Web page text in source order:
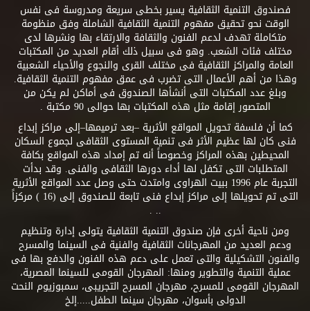
فصندوق التنمية الثقافية يسير بخطى سريعة ومدروسة فى نفس
الوقت نحو تحقيق مفهوم التنمية الثقافية الشاملة وفق منظومة
متكاملة تهدف لدعم الفنون والثقافة والارتقاء بها ونشرها لدى
مختلف فئات الشعب. وهو فى سبيل ذلك أقام العديد من المكتبات
العامة والمراكز الثقافية فى مختلف القرى والنجوع والأحياء الشعبية
وهذا من أهم الأعمال التى تضرب فى عمق مفهوم التنمية الثقافية.
وبلغ عدد المكتبات التى أنشأها الصندوق فى أماكن لم يكن من
المتصور إقامة مثل هذه المكتبات بها حوالى 90 مكتبة .
كما أن فلسفة تحويل المواقع الأثرية –بعد ترميمها–إلى مراكز إبداع
فنى كان لها عظيم الأثر فى تنمية المستوى الثقافى لجموع السكان
المحيطين بهذه المراكز وخصوصاً أنه تم إمداد هذه المواقع بكافة
المتطلبات التى تكفل لها أداء دورها الثقافى والفنى. وقد بدأت
التجربة عام 1996 ببيت الهراوى وامتدت حتى وصل عدد المواقع الأثرية
التى تم تحويلها إلى مراكز إبداع فنى تابعة للصندوق إلى (16 ) مركزاً
.. .
ومن ناحية أخرى فإن صندوق التنمية الثقافية يتولى إدارة وتنظيم
ودعم العديد من المهرجانات الثقافية والفنية فى السينما والمسرح
والفنون التشكيلية والتى تعمل على دعم هذه الفنون والدفع بها فى
عملية التنمية والتطوير ومنها: المهرجان القومى للسينما المصرية،
المهرجان القومى للمسرح، مهرجان المسرح التجريبى، سمبوزيوم النحت
الدولى بأسوان، مهرجان سينما الطفل.....إلخ